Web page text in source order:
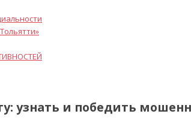
узнать и победить